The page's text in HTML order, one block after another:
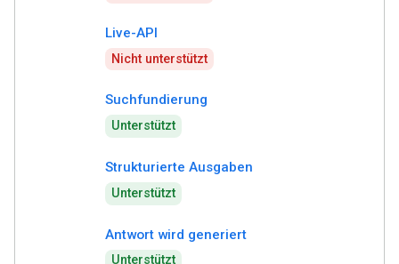
Live-API
Nicht unterstützt
Suchfundierung
Unterstützt
Strukturierte Ausgaben
Unterstützt
Antwort wird generiert
Unterstützt